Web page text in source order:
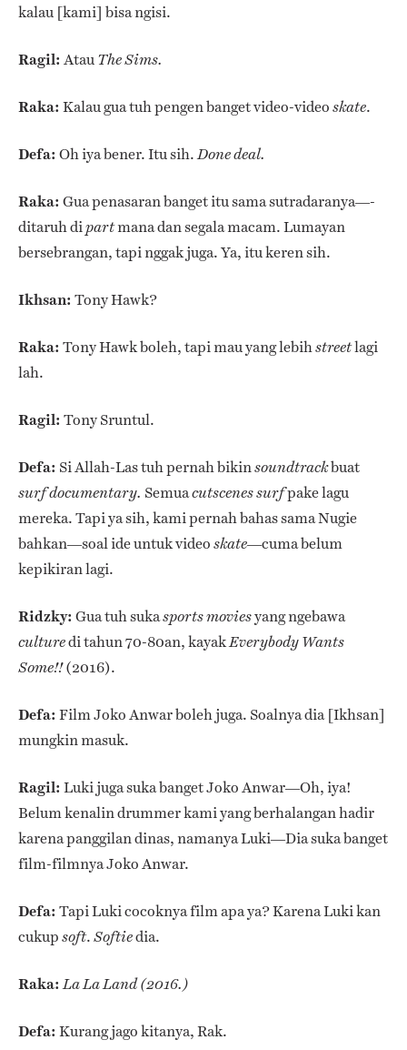
kalau [kami] bisa ngisi.
Ragil: Atau The Sims.
Raka: Kalau gua tuh pengen banget video-video skate.
Defa: Oh iya bener. Itu sih.Done deal.
Raka: Gua penasaran banget itu sama sutradaranya—-
ditaruh dipartmana dan segala macam. Lumayan
bersebrangan, tapi nggak juga. Ya, itu keren sih.
Ikhsan: Tony Hawk?
Raka: Tony Hawk boleh, tapi mau yang lebihstreetlagi
lah.
Ragil: Tony Sruntul.
Defa: Si Allah-Las tuh pernah bikinsoundtrackbuat
surf documentary. Semuacutscenessurfpake lagu
mereka. Tapi ya sih, kami pernah bahas sama Nugie
bahkan—soal ide untuk video skate—cuma belum
kepikiran lagi.
Ridzky: Gua tuh sukasports moviesyang ngebawa
culturedi tahun 70-80an, kayakEverybody Wants
Some!!(2016).
Defa: Film Joko Anwar boleh juga. Soalnya dia [Ikhsan]
mungkin masuk.
Ragil: Luki juga suka banget Joko Anwar—Oh, iya!
Belum kenalin drummer kami yang berhalangan hadir
karena panggilan dinas, namanya Luki—Dia suka banget
film-filmnya Joko Anwar.
Defa: Tapi Luki cocoknya film apa ya? Karena Luki kan
cukup soft. Softiedia.
Raka: La La Land (2016.)
Defa: Kurang jago kitanya, Rak.